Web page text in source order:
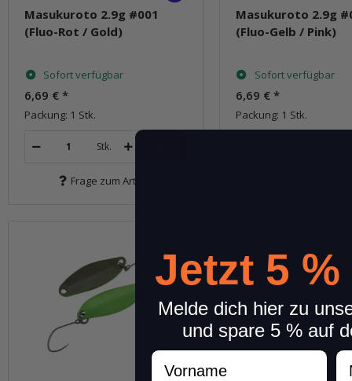
Masukuroto 2.9g #001
(Fluo-Rot / Gold)
Sofort verfügbar
6,69 € *
Packung: 1 Stk.
Stk.
Frage zum Artikel
Masukuroto 2.9g
(Fluo-Gelb / Pink)
Sofort verfügbar
6,69 € *
Packung: 1 Stk.
Jetzt 5
Melde dich hier zu
und spare 5 % auf
Vorname